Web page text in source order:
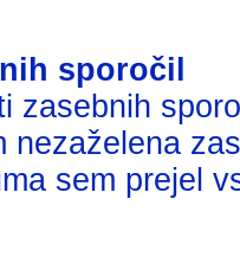
sporočil
zasebnih
nezaželena
sem prejel